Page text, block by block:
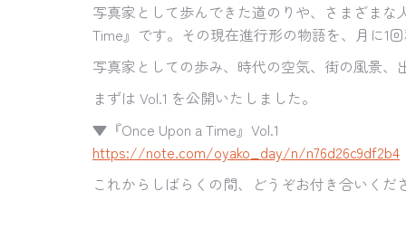
写真家として歩んできた道のりや、さまざま
Time』です。その現在進行形の物語を、月に1
写真家としての歩み、時代の空気、街の風景、
まずは Vol.1 を公開いたしました。
▼『Once Upon a Time』Vol.1
https://note.com/oyako_day/n/n76d26c9df2b4
これからしばらくの間、どうぞお付き合いくだ